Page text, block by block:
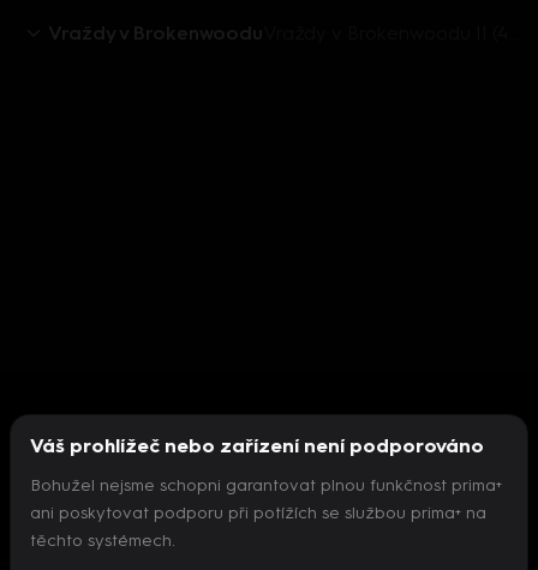
Vraždy v Brokenwoodu
Nepodařilo se inicializovat přehrávač
Váš prohlížeč nebo zařízení není podporováno
Bohužel nejsme schopni garantovat plnou funkčnost prima+
ani poskytovat podporu při potížích se službou prima+ na
těchto systémech.